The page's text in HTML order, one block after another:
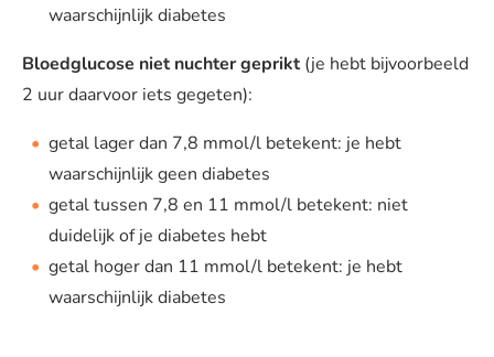
waarschijnlijk diabetes
Bloedglucose niet nuchter geprikt(je hebt bijvoorbeeld
2 uur daarvoor iets gegeten):
getal lager dan 7,8 mmol/l betekent: je hebt
waarschijnlijk geen diabetes
getal tussen 7,8 en 11 mmol/l betekent: niet
duidelijk of je diabetes hebt
getal hoger dan 11 mmol/l betekent: je hebt
waarschijnlijk diabetes